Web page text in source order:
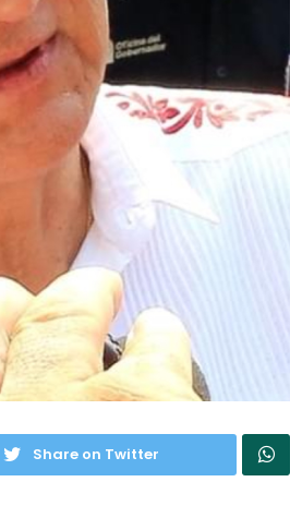
Share on Twitter